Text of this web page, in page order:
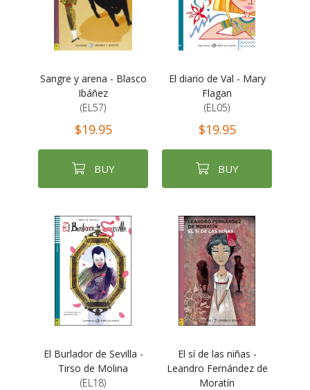
Sangre y arena - Blasco
Ibáñez
(EL57)
$19.95
BUY
El diario de Val - Mary
Flagan
(EL05)
$19.95
BUY
El Burlador de Sevilla -
Tirso de Molina
(EL18)
El sí de las niñas -
Leandro Fernández de
Moratín